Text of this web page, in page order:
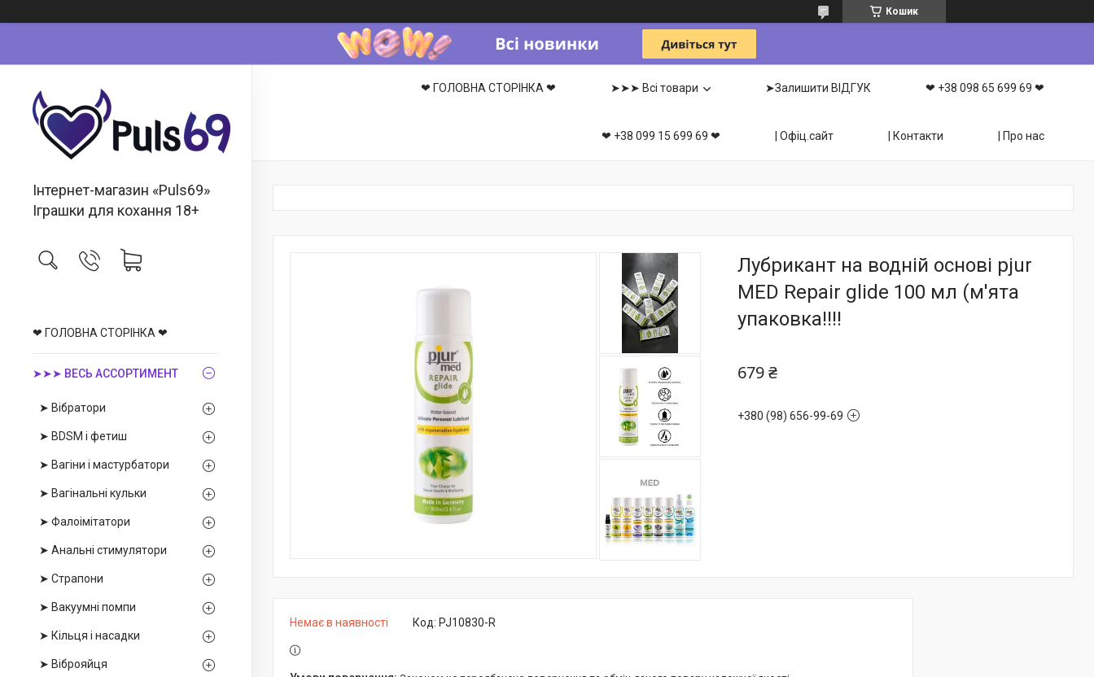
Кошик
Інтернет-магазин «Puls69»
Іграшки для кохання 18+
❤ ГОЛОВНА СТОРІНКА ❤
➤➤➤ ВЕСЬ АССОРТИМЕНТ
➤ Вібратори
➤ BDSM і фетиш
➤ Вагіни і мастурбатори
➤ Вагінальні кульки
➤ Фалоімітатори
➤ Анальні стимулятори
➤ Страпони
➤ Вакуумні помпи
➤ Кільця і насадки
➤ Віброяйця
❤ ГОЛОВНА СТОРІНКА ❤ ➤➤➤ Всі товари ➤Залишити ВІДГУК ❤ +38 098 65 699 69 ❤
❤ +38 099 15 699 69 ❤ | Офіц.сайт | Контакти | Про нас
Лубрикант на водній основі pjur
MED Repair glide 100 мл (м'ята
упаковка!!!!
679 ₴
+380 (98) 656-99-69
Немає в наявності Код: PJ10830-R